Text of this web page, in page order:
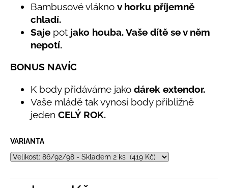
Bambusové vlákno v horku příjemně
chladí.
Saje pot jako houba. Vaše dítě se v něm
nepotí.
BONUS NAVÍC
K body přidáváme jako dárek extendor.
Vaše mládě tak vynosí body přibližně
jeden CELÝ ROK.
VARIANTA
BAMBUSOVÉ
TRIKO
PRUHY
435